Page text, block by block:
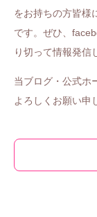
をお持ちの方皆様
です。ぜひ、
り切って情報発信
当ブログ・公式ホ
よろしくお願い申